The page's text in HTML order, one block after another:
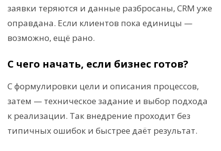
заявки теряются и данные разбросаны, CRM уже
оправдана. Если клиентов пока единицы —
возможно, ещё рано.
С чего начать, если бизнес готов?
С формулировки цели и описания процессов,
затем — техническое задание и выбор подхода
к реализации. Так внедрение проходит без
типичных ошибок и быстрее даёт результат.